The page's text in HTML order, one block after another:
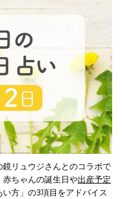
リュウジさんとのコラボで
ちゃんの誕生日や出産予定
方」の3項目をアドバイス